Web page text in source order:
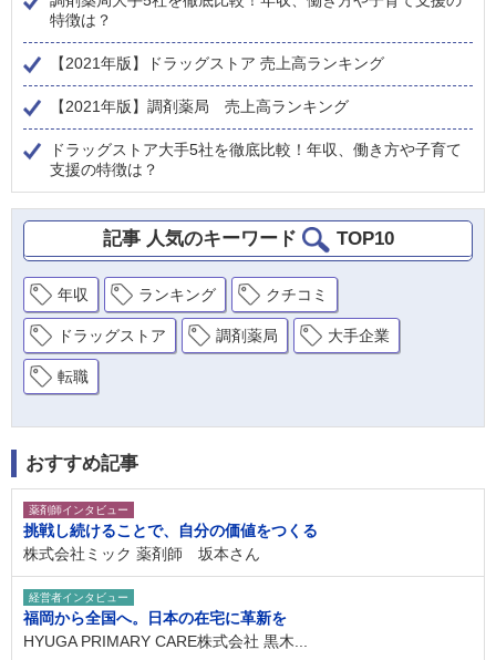
特徴は？
【2021年版】ドラッグストア 売上高ランキング
【2021年版】調剤薬局 売上高ランキング
ドラッグストア大手5社を徹底比較！年収、働き方や子育て
支援の特徴は？
記事 人気のキーワード TOP10
年収 ランキング クチコミ
ドラッグストア 調剤薬局 大手企業
転職
おすすめ記事
薬剤師インタビュー
挑戦し続けることで、自分の価値をつくる
株式会社ミック 薬剤師 坂本さん
経営者インタビュー
福岡から全国へ。日本の在宅に革新を
HYUGA PRIMARY CARE株式会社 黒木...